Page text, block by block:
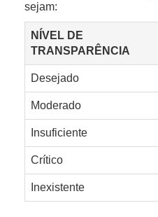
sejam:
NÍVEL DE
TRANSPARÊNCIA
Desejado
Moderado
Insuficiente
Crítico
Inexistente